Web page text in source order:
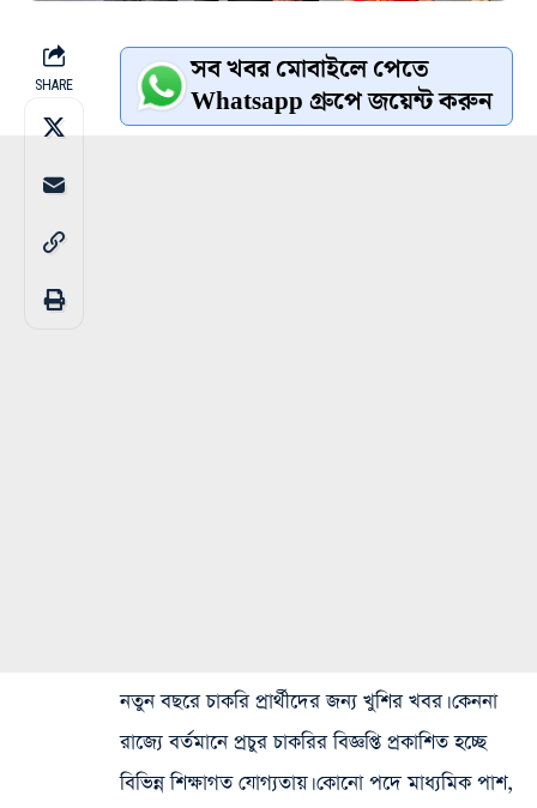
SHARE সব খবর মোবাইলে পেতে
Whatsapp গ্রুপে জয়েন্ট করুন
নতুন বছরে চাকরি প্রার্থীদের জন্য খুশির খবর। কেননা
রাজ্যে বর্তমানে প্রচুর চাকরির বিজ্ঞপ্তি প্রকাশিত হচ্ছে
বিভিন্ন শিক্ষাগত যোগ্যতায়। কোনো পদে মাধ্যমিক পাশ,